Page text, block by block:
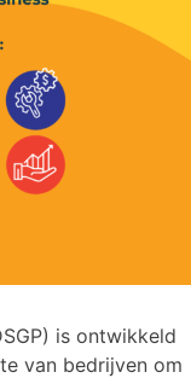
is ontwikkeld
van bedrijven om